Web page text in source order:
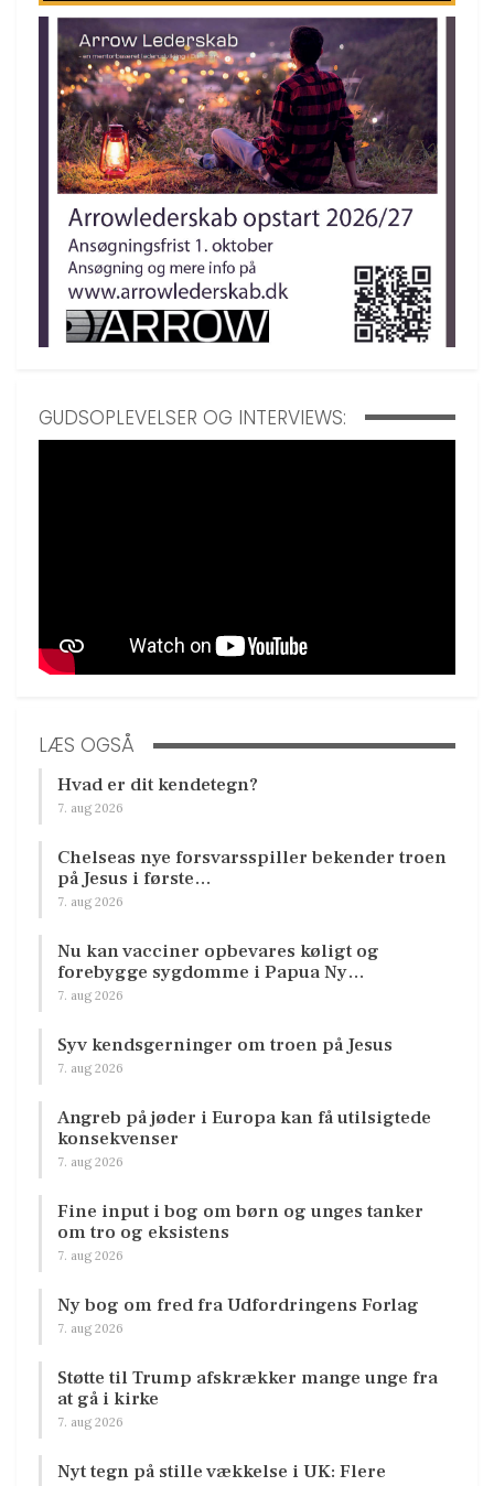
GUDSOPLEVELSER OG INTERVIEWS:
LÆS OGSÅ
Hvad er dit kendetegn?
7. aug 2026
Chelseas nye forsvarsspiller bekender troen
på Jesus i første…
7. aug 2026
Nu kan vacciner opbevares køligt og
forebygge sygdomme i Papua Ny…
7. aug 2026
Syv kendsgerninger om troen på Jesus
7. aug 2026
Angreb på jøder i Europa kan få utilsigtede
konsekvenser
7. aug 2026
Fine input i bog om børn og unges tanker
om tro og eksistens
7. aug 2026
Ny bog om fred fra Udfordringens Forlag
7. aug 2026
Støtte til Trump afskrækker mange unge fra
at gå i kirke
7. aug 2026
Nyt tegn på stille vækkelse i UK: Flere